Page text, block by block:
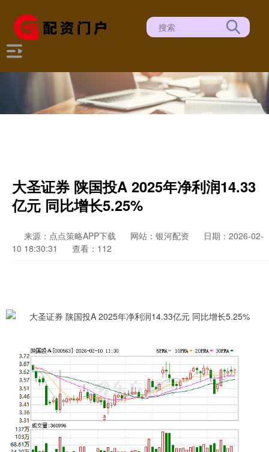
大圣证券 陕国投A 2025年净利润14.33
亿元 同比增长5.25%
来源：点点策略APP下载 网站：银河配资
日期：2026-02-
10 18:30:31
查看：112